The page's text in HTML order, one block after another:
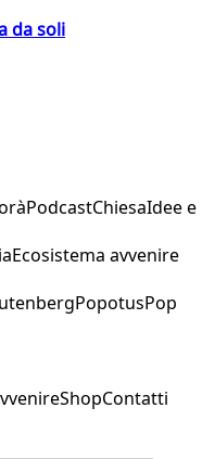
da soli
PodcastChiesaIdee e
Ecosistema avvenire
PopotusPop
ShopContatti